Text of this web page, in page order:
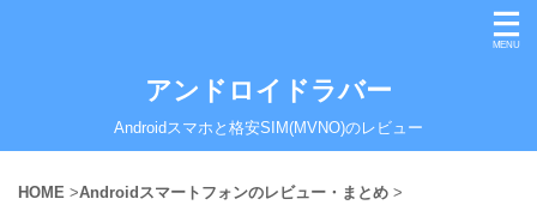
アンドロイドラバー
Androidスマホと格安SIM(MVNO)のレビュー
HOME >Androidスマートフォンのレビュー・まとめ >